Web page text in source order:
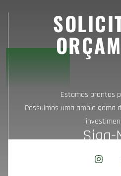
Estamos prontos
Possuímos uma ampla gama
Siga-